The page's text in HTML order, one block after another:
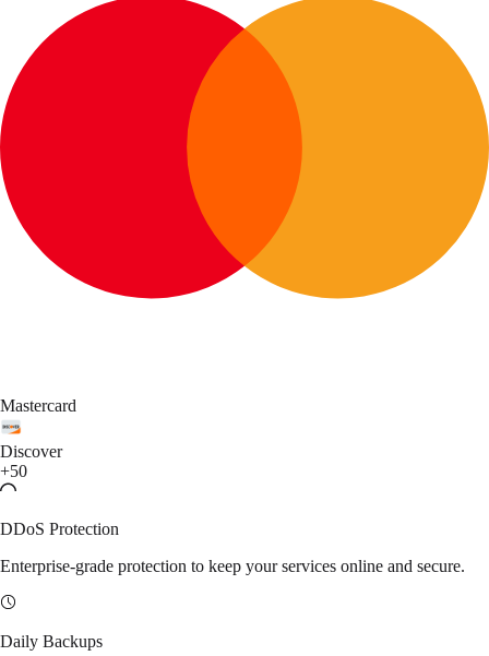
Mastercard
Discover
+50
DDoS Protection
Enterprise-grade protection to keep your services online and secure.
Daily Backups